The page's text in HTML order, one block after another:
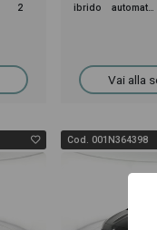
2 ibrido automatico
Vai alla
Cod. 001N364398